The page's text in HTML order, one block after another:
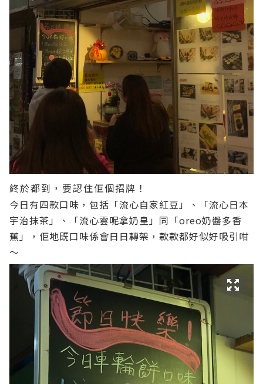
終於都到，要認住佢個招牌！
今日有四款口味，包括「流心自家紅豆」、「流心日本
宇治抹茶」、「流心雲呢拿奶皇」同「oreo奶醬多香
蕉」，佢地既口味係會日日轉架，款款都好似好吸引咁
～